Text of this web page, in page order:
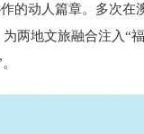
的动人篇章。多次在
两地文旅融合注入“